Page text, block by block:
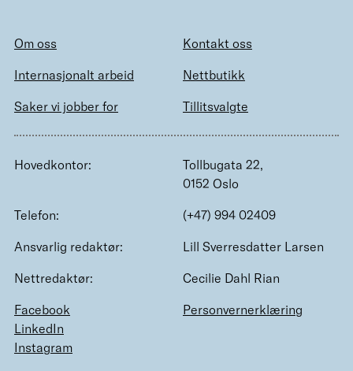
Om oss
Kontakt oss
Internasjonalt arbeid
Nettbutikk
Saker vi jobber for
Tillitsvalgte
Hovedkontor:
Tollbugata 22,
0152 Oslo
Telefon:
(+47) 994 02409
Ansvarlig redaktør:
Lill Sverresdatter Larsen
Nettredaktør:
Cecilie Dahl Rian
Facebook
LinkedIn
Instagram
Personvernerklæring